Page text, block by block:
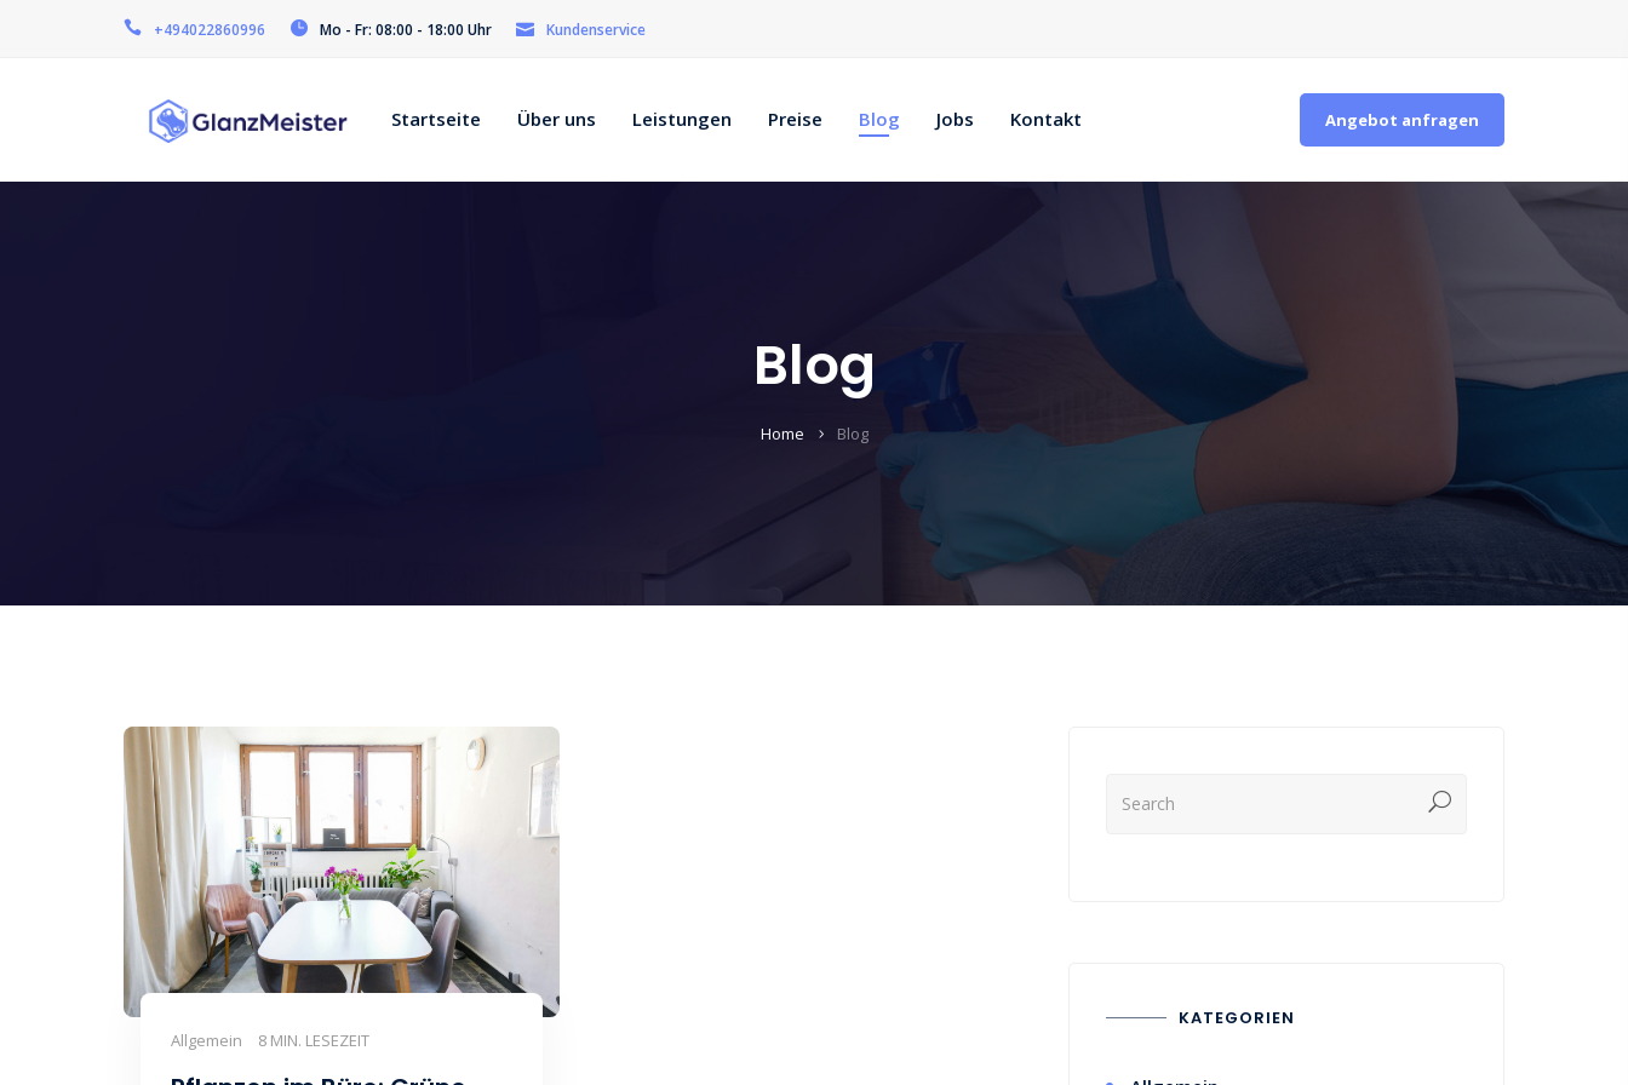
+494022860996 Mo - Fr: 08:00 - 18:00 Uhr Kundenservice
Angebot anfragen
Startseite Über uns Leistungen Preise Blog Jobs Kontakt
Blog
Home Blog
Allgemein 8 MIN. LESEZEIT
KATEGORIEN